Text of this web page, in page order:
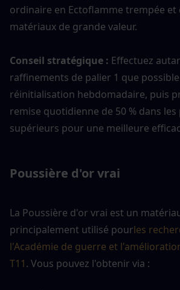
ordinaire en Ectoflamme trempée et
matériaux de grande valeur.
Conseil stratégique : Effectuez
raffinements de palier 1 que
réinitialisation hebdomadaire, puis
remise quotidienne de 50 % dans les
supérieurs pour une meilleure
Poussière d'or vrai
La Poussière d'or vrai est un
principalement utilisé pourles
l'Académie de guerre et
T11. Vous pouvez l'obtenir via :